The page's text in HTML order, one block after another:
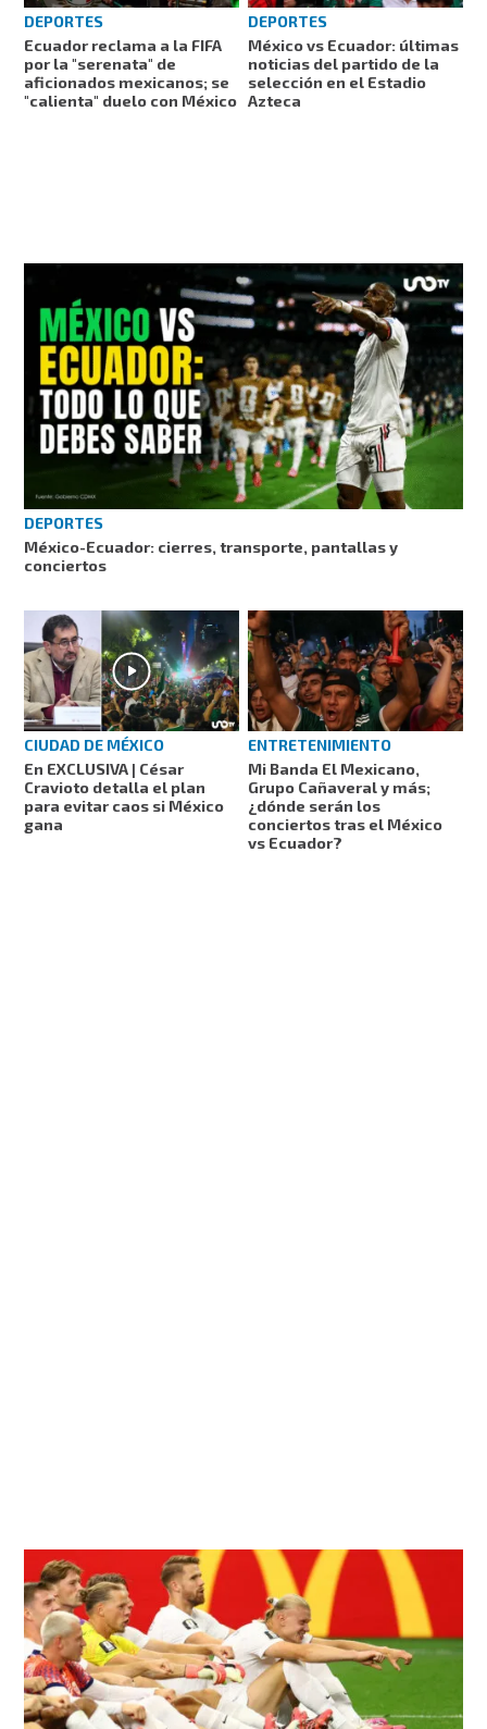
DEPORTES
Ecuador reclama a la FIFA
por la "serenata" de
aficionados mexicanos; se
"calienta" duelo con México
DEPORTES
México vs Ecuador: últimas
noticias del partido de la
selección en el Estadio
Azteca
DEPORTES
México-Ecuador: cierres, transporte, pantallas y
conciertos
CIUDAD DE MÉXICO
En EXCLUSIVA | César
Cravioto detalla el plan
para evitar caos si México
gana
ENTRETENIMIENTO
Mi Banda El Mexicano,
Grupo Cañaveral y más;
¿dónde serán los
conciertos tras el México
vs Ecuador?